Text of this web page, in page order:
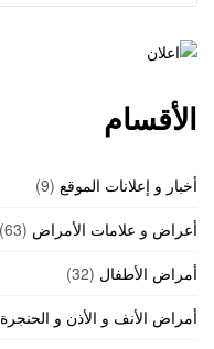
الأقسام
أخبار و إعلانات الموقع (9)
أعراض و علامات الأمراض (63)
أمراض الأطفال (32)
أمراض الأنف و الأذن و الحنجرة